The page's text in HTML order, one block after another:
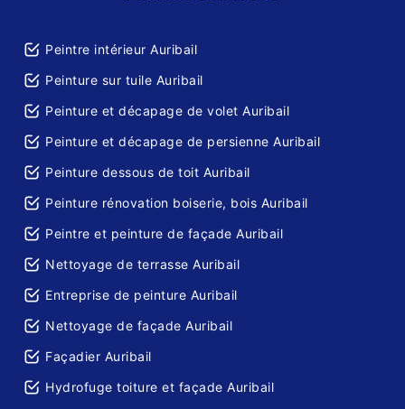
Peintre intérieur Auribail
Peinture sur tuile Auribail
Peinture et décapage de volet Auribail
Peinture et décapage de persienne Auribail
Peinture dessous de toit Auribail
Peinture rénovation boiserie, bois Auribail
Peintre et peinture de façade Auribail
Nettoyage de terrasse Auribail
Entreprise de peinture Auribail
Nettoyage de façade Auribail
Façadier Auribail
Hydrofuge toiture et façade Auribail